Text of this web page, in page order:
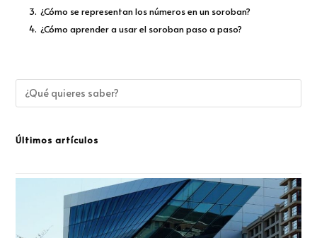
3. ¿Cómo se representan los números en un soroban?
4. ¿Cómo aprender a usar el soroban paso a paso?
Últimos artículos